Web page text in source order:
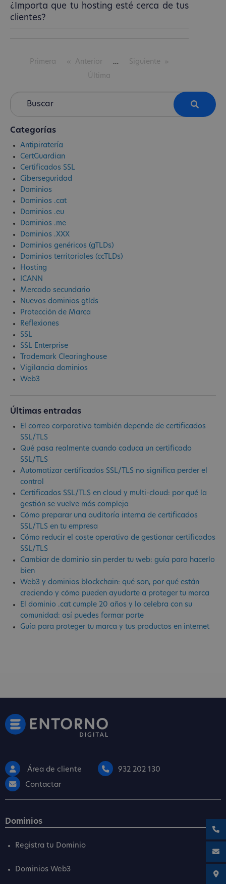
¿Importa que tu hosting esté cerca de tus
clientes?
Primera Anterior
Siguiente
Última
Categorías
Antipiratería
CertGuardian
Certificados SSL
Ciberseguridad
Dominios
Dominios .cat
Dominios .eu
Dominios .me
Dominios .XXX
Dominios genéricos (gTLDs)
Dominios territoriales (ccTLDs)
Hosting
ICANN
Mercado secundario
Nuevos dominios gtlds
Protección de Marca
Reflexiones
SSL
SSL Enterprise
Trademark Clearinghouse
Vigilancia dominios
Web3
Últimas entradas
El correo corporativo también depende de certificados
SSL/TLS
Qué pasa realmente cuando caduca un certificado
SSL/TLS
Automatizar certificados SSL/TLS no significa perder el
control
Certificados SSL/TLS en cloud y multi-cloud: por qué la
gestión se vuelve más compleja
Cómo preparar una auditoría interna de certificados
SSL/TLS en tu empresa
Cómo reducir el coste operativo de gestionar certificados
SSL/TLS
Cambiar de dominio sin perder tu web: guía para hacerlo
bien
Web3 y dominios blockchain: qué son, por qué están
creciendo y cómo pueden ayudarte a proteger tu marca
El dominio .cat cumple 20 años y lo celebra con su
comunidad: así puedes formar parte
Guía para proteger tu marca y tus productos en internet
Área de cliente
932 202 130
Contactar
Dominios
Registra tu Dominio
Dominios Web3